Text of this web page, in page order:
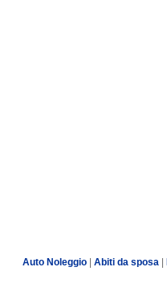
Auto Noleggio Abiti da sposa